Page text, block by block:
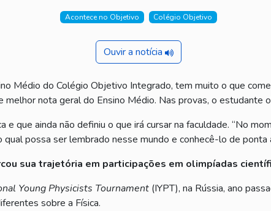
Acontece no Objetivo Colégio Objetivo
Ouvir a notícia
Médio do Colégio Objetivo Integrado, tem muito o que
melhor nota geral do Ensino Médio. Nas provas, o estudante
e que ainda não definiu o que irá cursar na faculdade. “No
possa ser lembrado nesse mundo e conhecê-lo de ponta
sua trajetória em participações em olimpíadas
Young Physicists Tournament (IYPT), na Rússia, ano
sobre a Física.